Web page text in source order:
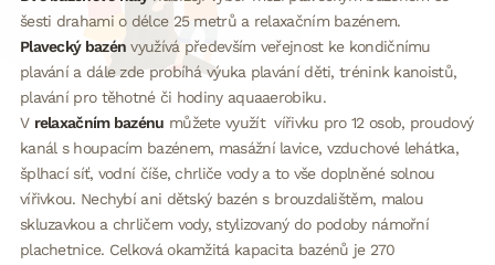
šesti drahami o délce 25 metrů a relaxačním bazénem.
Plavecký bazén využívá především veřejnost ke kondičnímu
plavání a dále zde probíhá výuka plavání děti, trénink kanoistů,
plavání pro těhotné či hodiny aquaaerobiku.
V relaxačním bazénu můžete využít vířivku pro 12 osob, proudový
kanál s houpacím bazénem, masážní lavice, vzduchové lehátka,
šplhací síť, vodní číše, chrliče vody a to vše doplněné solnou
vířivkou. Nechybí ani dětský bazén s brouzdalištěm, malou
skluzavkou a chrličem vody, stylizovaný do podoby námořní
plachetnice. Celková okamžitá kapacita bazénů je 270